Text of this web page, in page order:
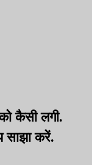
कैसी लगी.
साझा करें.